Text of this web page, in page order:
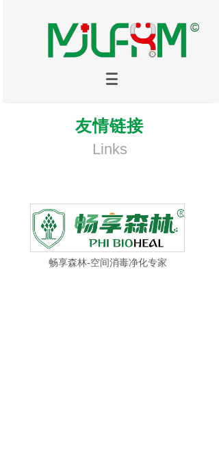
友情链接
Links
畅享森林-空间消毒净化专家